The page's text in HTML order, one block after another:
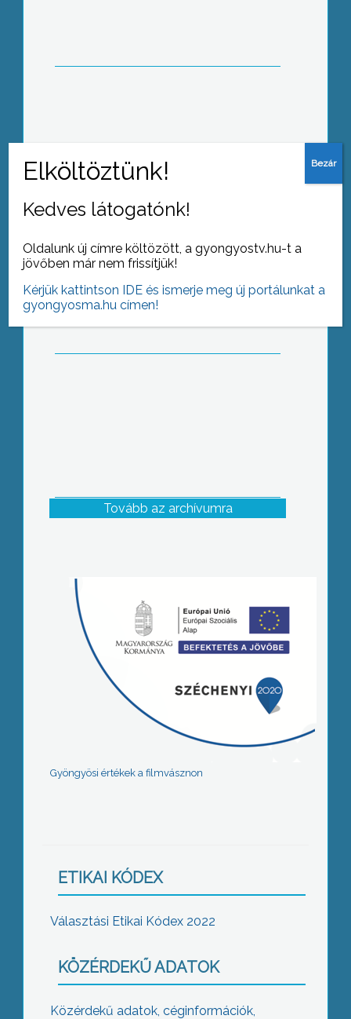
kismama fórum
Elek István közíró tartott előadást
Gyöngyöshalászon
Tovább az archívumra
Gyöngyösi értékek a filmvásznon
ETIKAI KÓDEX
Választási Etikai Kódex 2022
KÖZÉRDEKŰ ADATOK
Közérdekű adatok, céginformációk,
Kedves látogatónk!
Oldalunk új címre költözött, a gyongyostv.hu-t a
jövőben már nem frissítjük!
Kérjük kattintson IDE és ismerje meg új portálunkat a
gyongyosma.hu címen!